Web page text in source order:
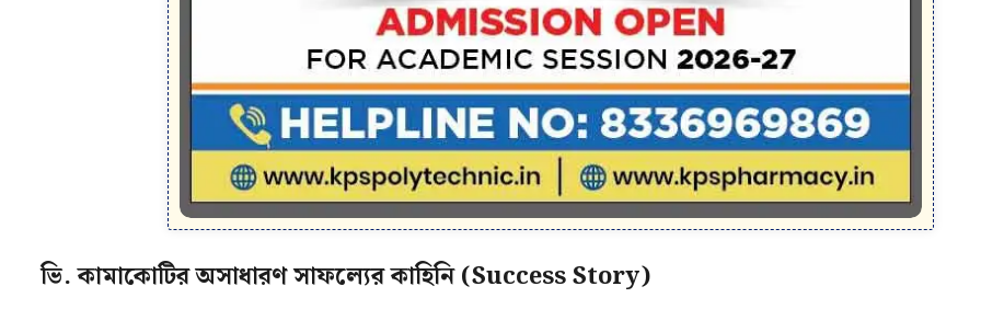
ভি. কামাকোটির অসাধারণ সাফল্যের কাহিনি (Success Story)